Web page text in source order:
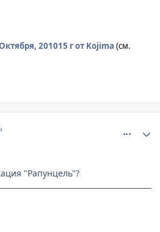
201015 гот Kojima (см.
"Рапунцель"?